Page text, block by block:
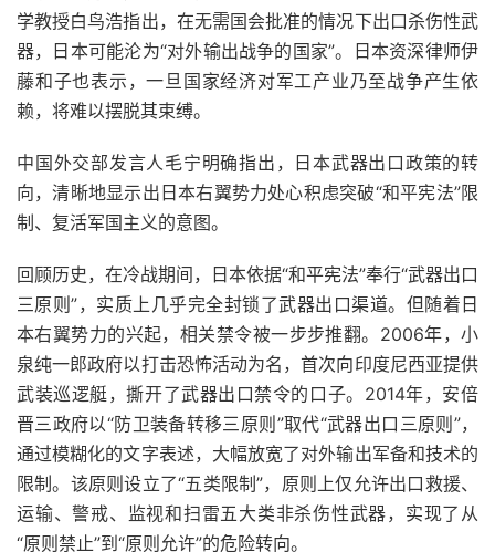
学教授白鸟浩指出，在无需国会批准的情况下出口杀伤性武
器，日本可能沦为“对外输出战争的国家”。日本资深律师伊
藤和子也表示，一旦国家经济对军工产业乃至战争产生依
赖，将难以摆脱其束缚。
中国外交部发言人毛宁明确指出，日本武器出口政策的转
向，清晰地显示出日本右翼势力处心积虑突破“和平宪法”限
制、复活军国主义的意图。
回顾历史，在冷战期间，日本依据“和平宪法”奉行“武器出口
三原则”，实质上几乎完全封锁了武器出口渠道。但随着日
本右翼势力的兴起，相关禁令被一步步推翻。2006年，小
泉纯一郎政府以打击恐怖活动为名，首次向印度尼西亚提供
武装巡逻艇，撕开了武器出口禁令的口子。2014年，安倍
晋三政府以“防卫装备转移三原则”取代“武器出口三原则”，
通过模糊化的文字表述，大幅放宽了对外输出军备和技术的
限制。该原则设立了“五类限制”，原则上仅允许出口救援、
运输、警戒、监视和扫雷五大类非杀伤性武器，实现了从
“原则禁止”到“原则允许”的危险转向。